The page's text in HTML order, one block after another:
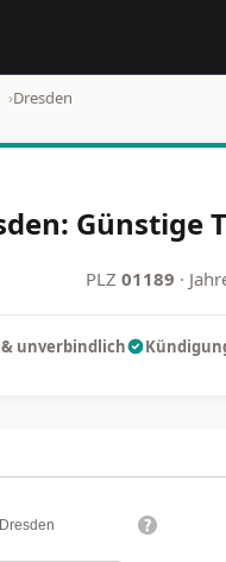
›Dresden
Günstige
PLZ 01189 ·
& unverbindlich